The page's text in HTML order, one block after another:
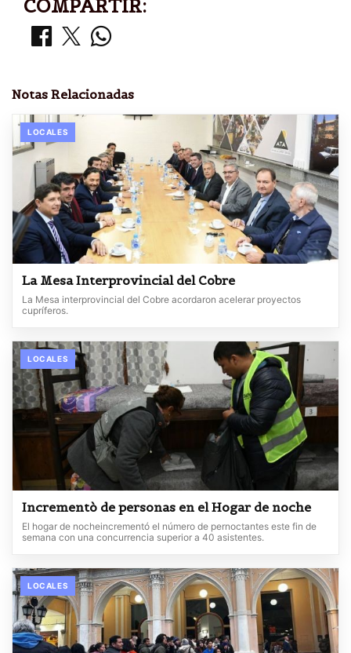
COMPARTIR:
Notas Relacionadas
LOCALES
La Mesa Interprovincial del Cobre
La Mesa interprovincial del Cobre acordaron acelerar proyectos
cupríferos.
LOCALES
Incrementò de personas en el Hogar de noche
El hogar de nocheincrementó el número de pernoctantes este fin de
semana con una concurrencia superior a 40 asistentes.
LOCALES